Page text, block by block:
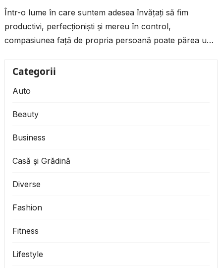
Într-o lume în care suntem adesea învățați să fim
productivi, perfecționiști și mereu în control,
compasiunea față de propria persoană poate părea un
Categorii
Auto
Beauty
Business
Casă și Grădină
Diverse
Fashion
Fitness
Lifestyle